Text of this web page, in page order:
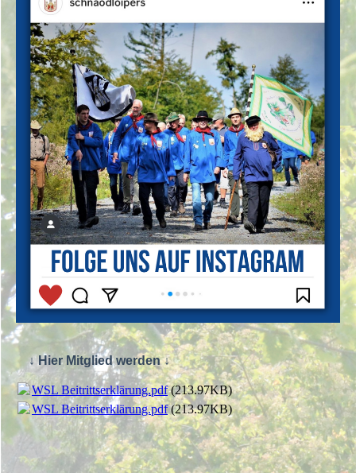
↓ Hier Mitglied werden ↓
WSL Beitrittserklärung.pdf(213.97KB)
WSL Beitrittserklärung.pdf(213.97KB)